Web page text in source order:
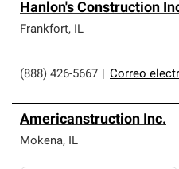
Hanlon's Construction
Frankfort, IL
(888) 426-5667 Correo
Americanstruction Inc.
Mokena, IL